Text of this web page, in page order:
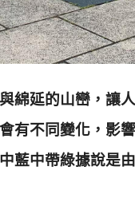
綿延的山巒，讓
有不同變化，影
藍中帶綠據說是